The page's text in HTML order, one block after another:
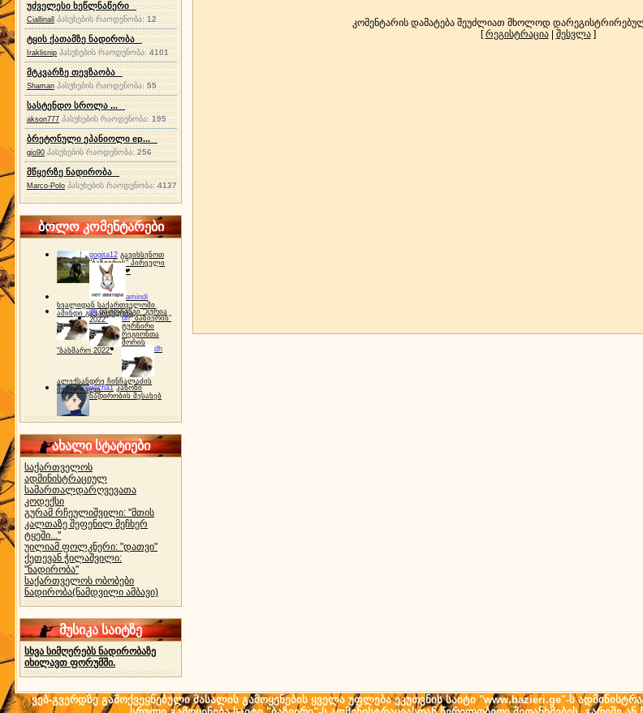
უძველესი ხეწლნაწერი
Ciallinall პასუხების რაოდენობა:12
ტყის ქათამზე ნადირობა
Iraklisnip პასუხების რაოდენობა: 4101
მტკვარზე თევზაობა
Shaman პასუხების რაოდენობა:55
სასტენდო სროლა ...
akson777 პასუხების რაოდენობა:195
ბრეტონული ეპანიოლი ep...
gio90 პასუხების რაოდენობა:256
მწყერზე ნადირობა
Marco-Polo პასუხების რაოდენობა:4137
ბოლო კომენტარები
gogita12 გავიხსენოთ
"ბაზიერის" პირველი
ტურნირი ❤
amindi
ხვალიდან საქართველოში
ამინდი გაუარესდება
dh სპორტინგი "გურია
2022"
dh "ბაზიერის"
ტურნირი
რეგიონთა
შორის
"ბახმარო 2022"
dh
ალექსანდრე ჩინჩალაძის
მემორიალიgocha1 კანონი
ნადირობის შესახებ
ახალი სტატიები
საქართველოს
ადმინისტრაციულ
სამართალდარღვევათა
კოდექსი
გურამ რჩეულიშვილი: "მთის
კალთაზე შეფენილ მეჩხერ
ტყეში..."
უილიამ ფოლკნერი: "დათვი"
ქეთევან ჭილაშვილი:
"ნადირობა"
საქართველოს ობობები
ნადირობა(ნამდვილი ამბავი)
მუსიკა საიტზე
სხვა სიმღერებს ნადირობაზე
იხილავთ ფორუმში.
კომენტარის დამატება შეუძლიათ მხოლოდ
[რეგისტრაცია| შესვლა]
ვებ-გვერდზე გამოქვეყნებული მასალის გამოყენების ყველა უფლება ეკუთვნის საიტი "www.bazieri.ge"-ს